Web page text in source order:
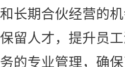
和长期合伙经营的
保留人才，提升员
务的专业管理，确